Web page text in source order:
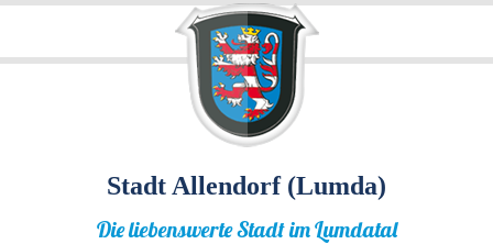
Stadt Allendorf (Lumda)
Die liebenswerte Stadt im Lumdatal